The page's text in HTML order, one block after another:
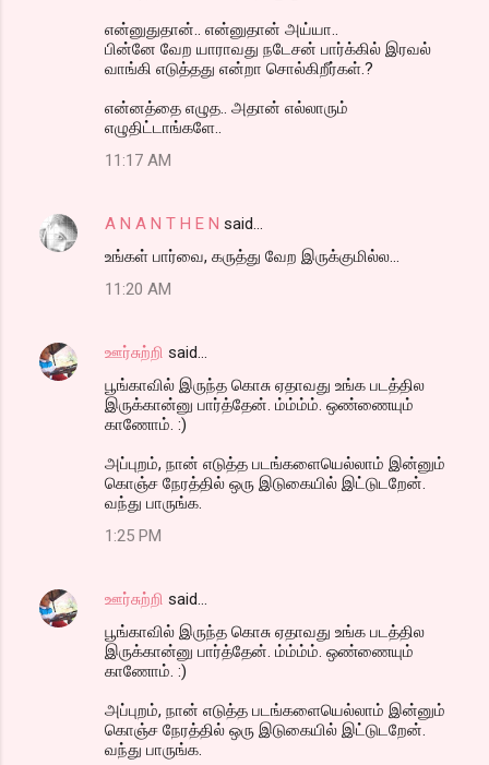
என்னுதுதான்.. என்னுதான் அய்யா..
பின்னே வேற யாராவது நடேசன் பார்க்கில் இரவல்
வாங்கி எடுத்தது என்றா சொல்கிறீர்கள்.?
என்னத்தை எழுத.. அதான் எல்லாரும்
எழுதிட்டாங்களே..
11:17 AM
A N A N T H E N said…
உங்கள் பார்வை, கருத்து வேற இருக்குமில்ல...
11:20 AM
ஊர்சுற்றி said…
பூங்காவில் இருந்த கொசு ஏதாவது உங்க படத்தில
இருக்கான்னு பார்த்தேன். ம்ம்ம்ம். ஒண்ணையும்
காணோம். :)
அப்புறம், நான் எடுத்த படங்களையெல்லாம் இன்னும்
கொஞ்ச நேரத்தில் ஒரு இடுகையில் இட்டுடறேன்.
வந்து பாருங்க.
1:25 PM
ஊர்சுற்றி said…
பூங்காவில் இருந்த கொசு ஏதாவது உங்க படத்தில
இருக்கான்னு பார்த்தேன். ம்ம்ம்ம். ஒண்ணையும்
காணோம். :)
அப்புறம், நான் எடுத்த படங்களையெல்லாம் இன்னும்
கொஞ்ச நேரத்தில் ஒரு இடுகையில் இட்டுடறேன்.
வந்து பாருங்க.